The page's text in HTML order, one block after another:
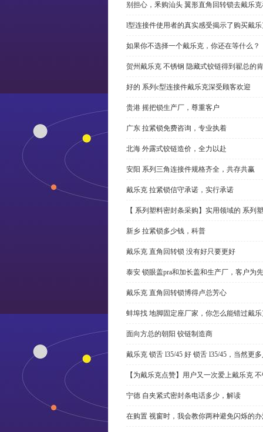
别担心，釆购汕头 翼形直角回转锁去戴乐
l型连接件使用者的真实感受揭示了购买戴
如果你不选择一个戴乐克，你还在等什么？
贺州戴乐克 不锈钢 隐藏式铰链得到翟总的
好的 系列c型连接件戴乐克深受顾客欢迎
贵港 摇把锁生产厂，尊重客户
广东 拉紧锁免费咨询，专业执着
北海 外露式铰链造价，全力以赴
安阳 系列三角连接件规格齐全，共存共赢
戴乐克 拉紧锁信守承诺，实行承诺
【 系列塑料密封条采购】实用领域的 系列
新乡 拉紧锁多少钱，科普
戴乐克 直角回转锁 没有好只要更好
泰安 锁眼盖pra和加长盖和生产厂，客户为先
戴乐克 直角回转锁博得卢总芳心
蚌埠找 地脚固定座厂家，你怎么能错过戴
面向方总的朝阳 铰链制造商
戴乐克 锁舌 l35/45 好 锁舌 l35/45，当然更
【为戴乐克点赞】用户又一次爱上戴乐克
宁德 自夹紧式密封条电话多少，解读
在购置 视窗时，我会教你两种避免闪烁的